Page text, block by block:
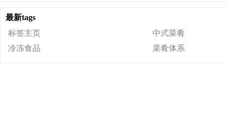
最新tags
标签主页
中式菜肴
冷冻食品
菜肴体系